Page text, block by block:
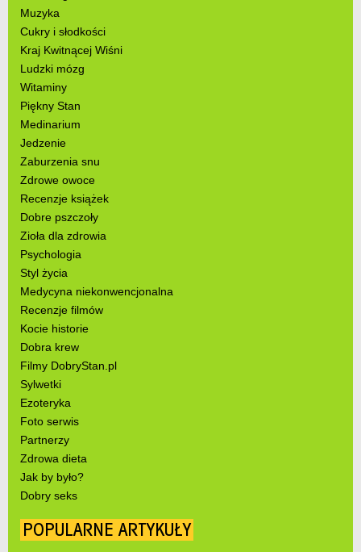
Muzyka
Cukry i słodkości
Kraj Kwitnącej Wiśni
Ludzki mózg
Witaminy
Piękny Stan
Medinarium
Jedzenie
Zaburzenia snu
Zdrowe owoce
Recenzje książek
Dobre pszczoły
Zioła dla zdrowia
Psychologia
Styl życia
Medycyna niekonwencjonalna
Recenzje filmów
Kocie historie
Dobra krew
Filmy DobryStan.pl
Sylwetki
Ezoteryka
Foto serwis
Partnerzy
Zdrowa dieta
Jak by było?
Dobry seks
POPULARNE ARTYKUŁY